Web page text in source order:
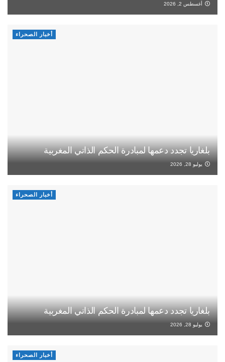
أغسطس 2, 2026
أخبار الصحراء
بلغاريا تجدد دعمها لمبادرة الحكم الذاتي المغربية
يوليو 28, 2026
أخبار الصحراء
بلغاريا تجدد دعمها لمبادرة الحكم الذاتي المغربية
يوليو 28, 2026
أخبار الصحراء